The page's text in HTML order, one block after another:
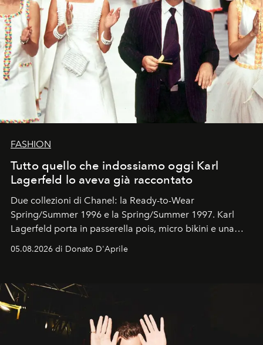
FASHION
Tutto quello che indossiamo oggi Karl
Lagerfeld lo aveva già raccontato
Due collezioni di Chanel: la Ready-to-Wear
Spring/Summer 1996 e la Spring/Summer 1997. Karl
Lagerfeld porta in passerella pois, micro bikini e una
logomania pensata per la spiaggia
Kate, Claudia e Carla una dietro l'altra. Trent'anni dopo,
uno dei documenti più contemporanei che abbiamo.
05.08.2026 di Donato D'Aprile